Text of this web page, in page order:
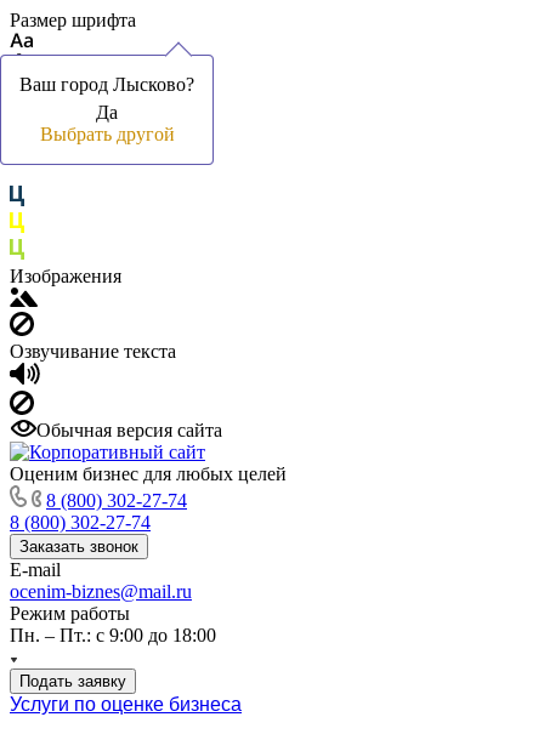
Размер шрифта
Цвет фона и шрифта
Изображения
Озвучивание текста
Обычная версия сайта
Оценим бизнес для любых целей
8 (800) 302-27-74
8 (800) 302-27-74
Заказать звонок
E-mail
ocenim-biznes@mail.ru
Режим работы
Пн. – Пт.: с 9:00 до 18:00
Подать заявку
Услуги по оценке бизнеса
Ваш город Лысково?
Да
Выбрать другой
Ваш город Лысково?
Да
Выбрать другой